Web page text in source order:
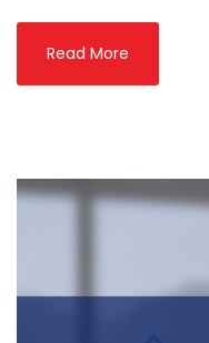
Read More